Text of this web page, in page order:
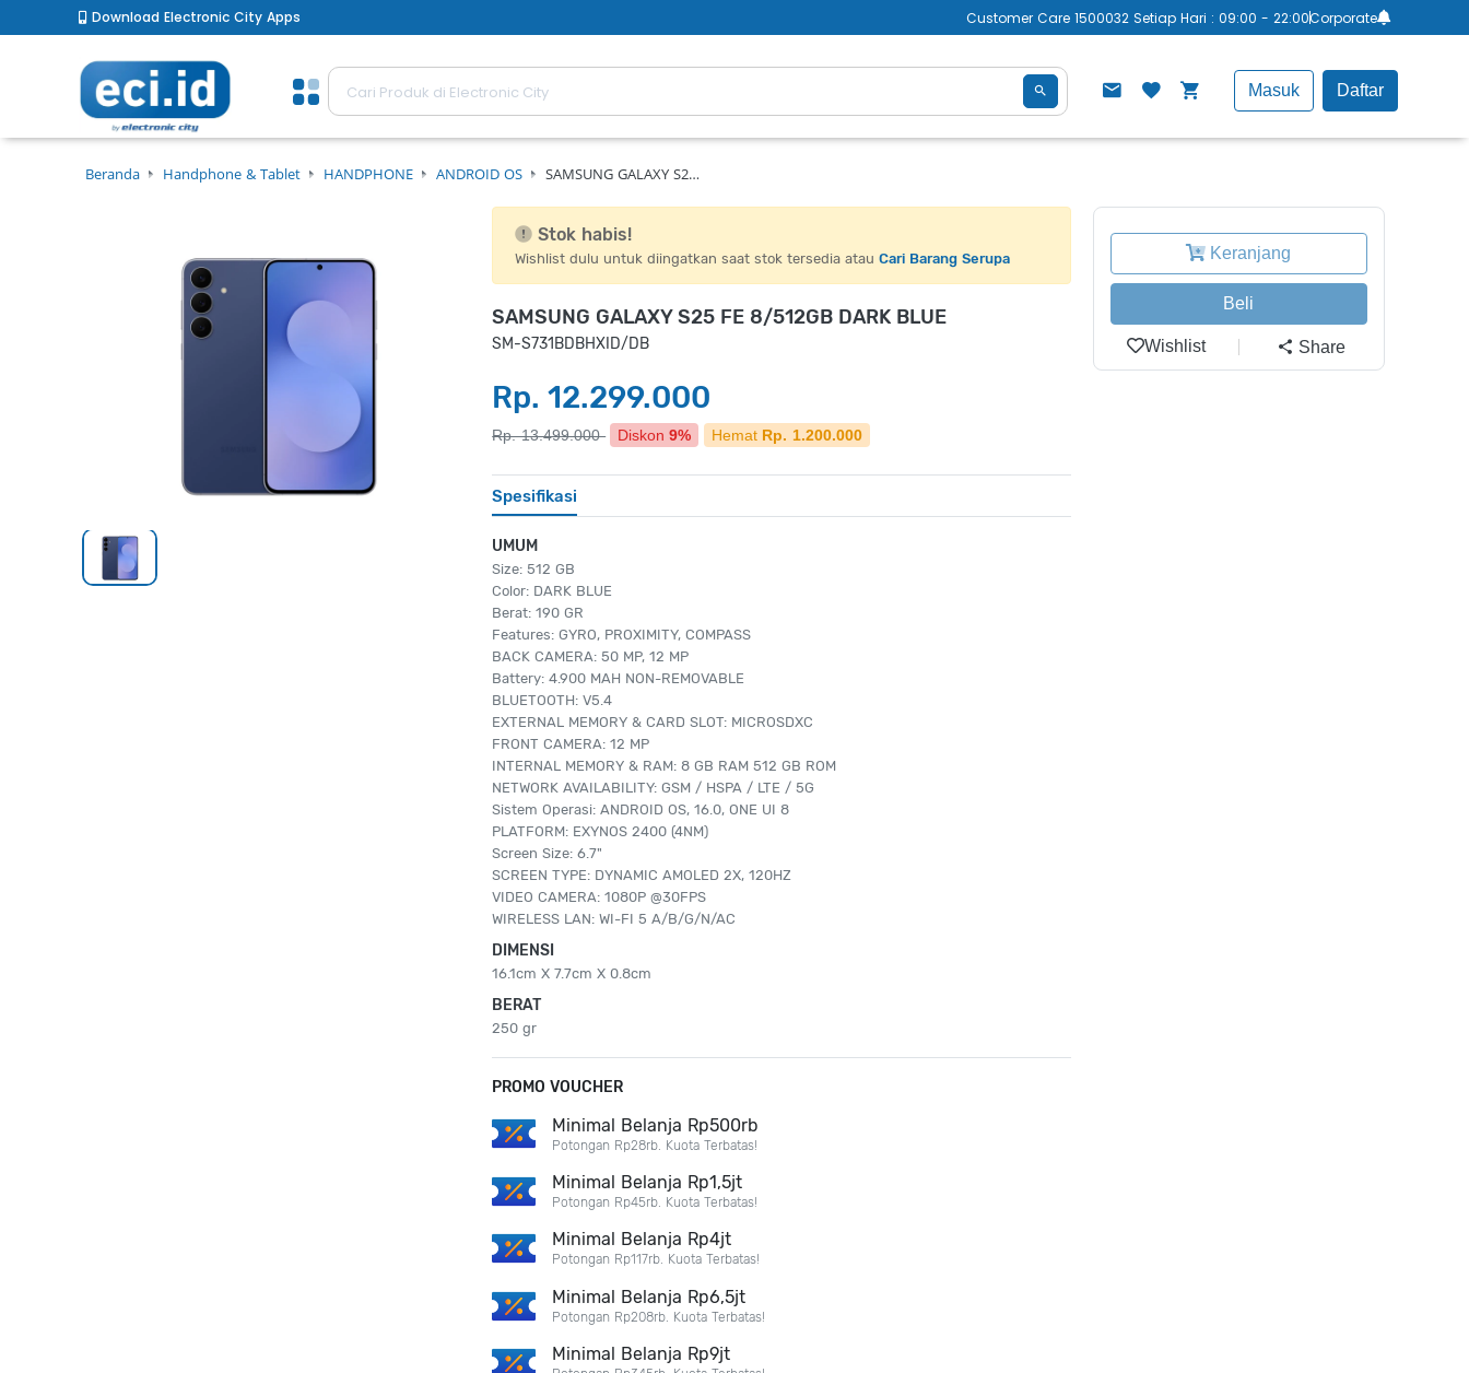
Download Electronic City Apps Customer Care 1500032 Setiap Hari : 09:00 - 22:00Corporate
Masuk Daftar
Beranda Handphone & Tablet HANDPHONE ANDROID OS SAMSUNG GALAXY S2…
Stok habis!
Wishlist dulu untuk diingatkan saat stok tersedia atauCari Barang Serupa
SAMSUNG GALAXY S25 FE 8/512GB DARK BLUE
SM-S731BDBHXID/DB
Rp. 12.299.000
Rp. 13.499.000 Diskon 9% Hemat Rp. 1.200.000
Spesifikasi
UMUM
Size: 512 GB
Color: DARK BLUE
Berat: 190 GR
Features: GYRO, PROXIMITY, COMPASS
BACK CAMERA: 50 MP, 12 MP
Battery: 4.900 MAH NON-REMOVABLE
BLUETOOTH: V5.4
EXTERNAL MEMORY & CARD SLOT: MICROSDXC
FRONT CAMERA: 12 MP
INTERNAL MEMORY & RAM: 8 GB RAM 512 GB ROM
NETWORK AVAILABILITY: GSM / HSPA / LTE / 5G
Sistem Operasi: ANDROID OS, 16.0, ONE UI 8
PLATFORM: EXYNOS 2400 (4NM)
Screen Size: 6.7"
SCREEN TYPE: DYNAMIC AMOLED 2X, 120HZ
VIDEO CAMERA: 1080P @30FPS
WIRELESS LAN: WI-FI 5 A/B/G/N/AC
DIMENSI
16.1cm X 7.7cm X 0.8cm
BERAT
250 gr
PROMO VOUCHER
Minimal Belanja Rp500rb
Potongan Rp28rb. Kuota Terbatas!
Minimal Belanja Rp1,5jt
Potongan Rp45rb. Kuota Terbatas!
Minimal Belanja Rp4jt
Potongan Rp117rb. Kuota Terbatas!
Minimal Belanja Rp6,5jt
Potongan Rp208rb. Kuota Terbatas!
Minimal Belanja Rp9jt
Keranjang
Beli
Wishlist Share